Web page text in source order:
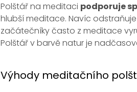
Polštář na meditaci podporuje
hlubší meditace. Navíc
začátečníky často z meditace
Polštář v barvě natur je
Výhody meditačního